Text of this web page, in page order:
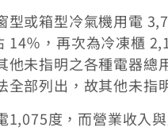
或箱型冷氣機用電
％，再次為冷凍櫃
他未指明之各種電器
部列出，故其他未指
度，而營業收入